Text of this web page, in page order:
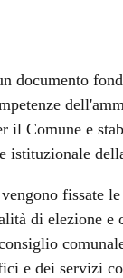
documento
il Comune e
istituzionale
fissate
di elezione
e dei servizi